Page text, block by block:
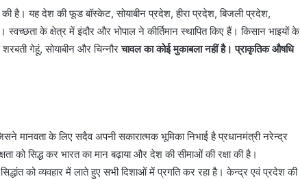
है। यह देश की फूड बॉस्केट, सोयाबीन प्रदेश, हीरा प्रदेश, बिजली प्रदेश,
के क्षेत्र में इंदौर और भोपाल ने कीर्तिमान स्थापित किए हैं। किसान भाइयों के
गेहूं, सोयाबीन और चिन्नौरचावल का कोई मुकाबला नहीं है। प्राकृतिक औषधि
मानवता के लिए सदैव अपनी सकारात्मक भूमिका निभाई है प्रधानमंत्री नरेन्द्र
को सिद्ध कर भारत का मान बढ़ाया और देश की सीमाओं की रक्षा की है।
को व्यवहार में लाते हुए सभी दिशाओं में प्रगति कर रहा है। केन्द्र एवं प्रदेश की